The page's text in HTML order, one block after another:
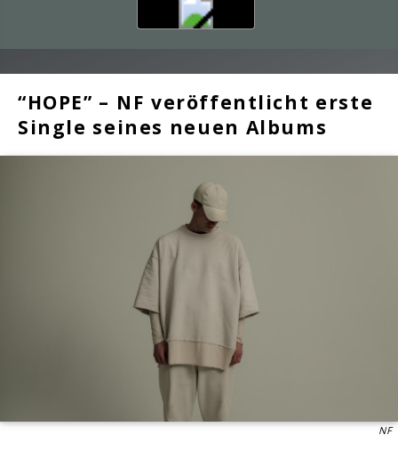
“HOPE” – NF veröffentlicht erste
Single seines neuen Albums
NF